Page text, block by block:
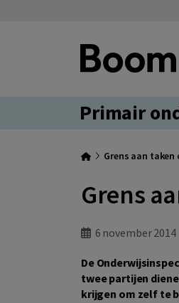
Primair
Grens aan
Grens
6 november 2014
De
twee partijen
krijgen om zelf te